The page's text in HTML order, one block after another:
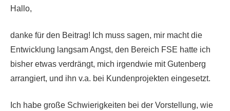
Hallo,
danke für den Beitrag! Ich muss sagen, mir macht die
Entwicklung langsam Angst, den Bereich FSE hatte ich
bisher etwas verdrängt, mich irgendwie mit Gutenberg
arrangiert, und ihn v.a. bei Kundenprojekten eingesetzt.
Ich habe große Schwierigkeiten bei der Vorstellung, wie